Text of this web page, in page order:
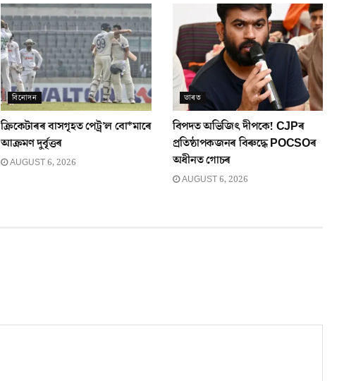
বিনোদন
ক্ৰিকেটাৰৰ বাসগৃহত পেট্ৰ’ল বো*মাৰে
আক্ৰমণ দুৰ্বৃত্তৰ
AUGUST 6, 2026
ভাৰত
বিপদত অভিজিৎ দীপকে! CJPৰ
প্ৰতিষ্ঠাপকজনৰ বিৰুদ্ধে POCSOৰ
অধীনত গোচৰ
AUGUST 6, 2026